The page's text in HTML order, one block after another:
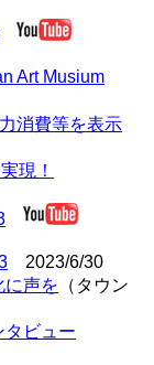
Art Musium
消費等を表示
現！
2023/6/30
に声を （タウン
タビュー